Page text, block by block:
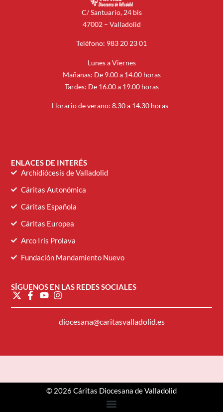
C/ Santuario, 24 bis
47002 – Valladolid
Teléfono: 983 20 23 01
Lunes a Viernes
Mañanas: De 9.00 a 14.00 horas
Tardes: De 16.00 a 19.00 horas
Horario de verano: 8.30 a 14.30 horas
ENLACES DE INTERÉS
Archidiócesis de Valladolid
Cáritas Autonómica
Cáritas Española
Cáritas Europea
Arco Iris Prolava
Fundación Mandamiento Nuevo
SÍGUENOS EN LAS REDES SOCIALES
diocesana@caritasvalladolid.es
© 2026 Cáritas Diocesana de Valladolid